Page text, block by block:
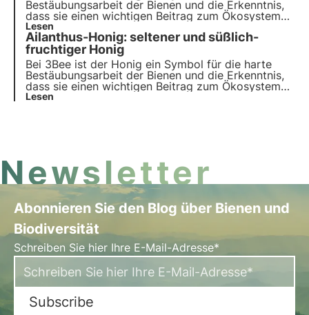
Bestäubungsarbeit der Bienen und die Erkenntnis,
dass sie einen wichtigen Beitrag zum Ökosystem
leisten. Unsere Projekte unterstützen die
biologische Vielfalt und sorgen durch unsere
Züchter für eine gesunde Umwelt für Bestäuber.
Lesen
Ailanthus-Honig: seltener und süßlich-
fruchtiger Honig
Bei 3Bee ist der Honig ein Symbol für die harte
Bestäubungsarbeit der Bienen und die Erkenntnis,
dass sie einen wichtigen Beitrag zum Ökosystem
leisten. Unsere Projekte unterstützen die
Lesen
Newsletter
Abonnieren Sie den Blog über Bienen und
Biodiversität
Schreiben Sie hier Ihre E-Mail-Adresse*
Subscribe